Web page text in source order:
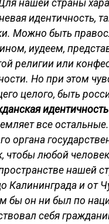
нашей страны
идентичность,
Можно быть
иудеем,
религии или
Но при этом
целого, быть
идентичность
все
органа
чтобы любой
нашей
Калининграда и от
бы он ни был по
себя